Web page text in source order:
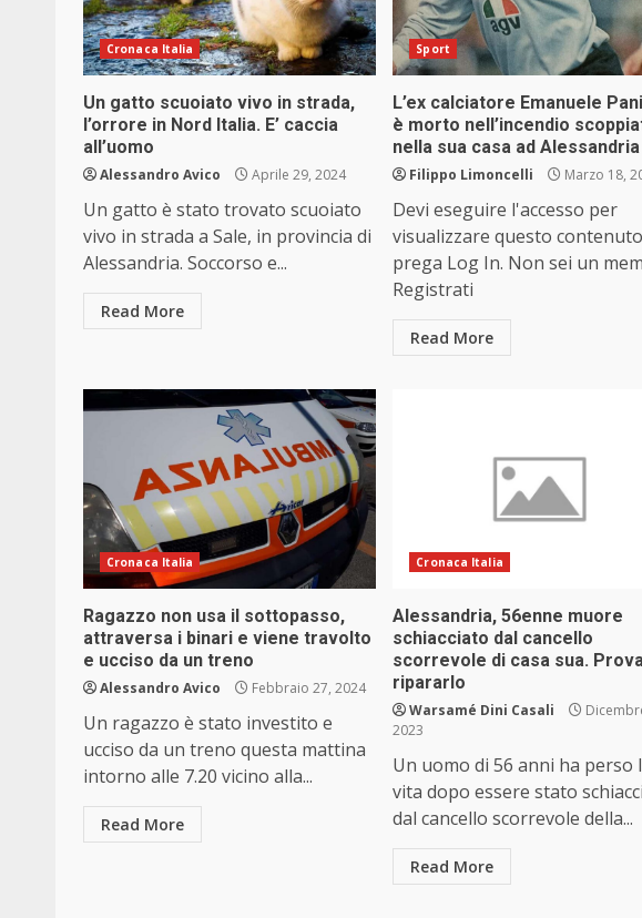
Cronaca Italia
Un gatto scuoiato vivo in strada,
l’orrore in Nord Italia. E’ caccia
all’uomo
Alessandro Avico Aprile 29, 2024
Un gatto è stato trovato scuoiato
vivo in strada a Sale, in provincia di
Alessandria. Soccorso e...
Read More
Sport
L’ex calciatore Emanuele
è morto nell’incendio
nella sua casa ad Alessandria
Filippo Limoncelli Marzo 18,
Devi eseguire l'accesso per
visualizzare questo
prega Log In. Non sei un
Registrati
Read More
Cronaca Italia
Ragazzo non usa il sottopasso,
attraversa i binari e viene travolto
e ucciso da un treno
Alessandro Avico Febbraio 27, 2024
Un ragazzo è stato investito e
ucciso da un treno questa mattina
intorno alle 7.20 vicino alla...
Read More
Cronaca Italia
Alessandria, 56enne muore
schiacciato dal cancello
scorrevole di casa sua.
ripararlo
Warsamé Dini Casali
2023
Un uomo di 56 anni ha perso
vita dopo essere stato
dal cancello scorrevole della...
Read More